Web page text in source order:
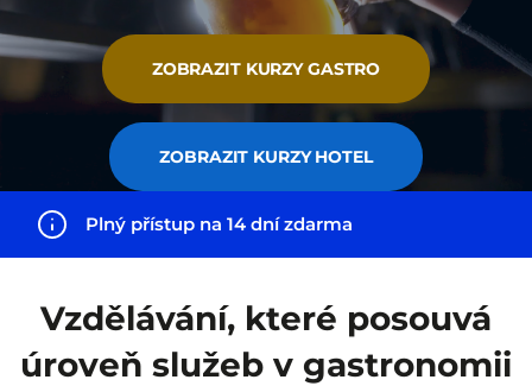
ZOBRAZIT KURZY GASTRO
ZOBRAZIT KURZY HOTEL
Plný přístup na 14 dní zdarma
Vzdělávání, které posouvá
úroveň služeb v gastronomii